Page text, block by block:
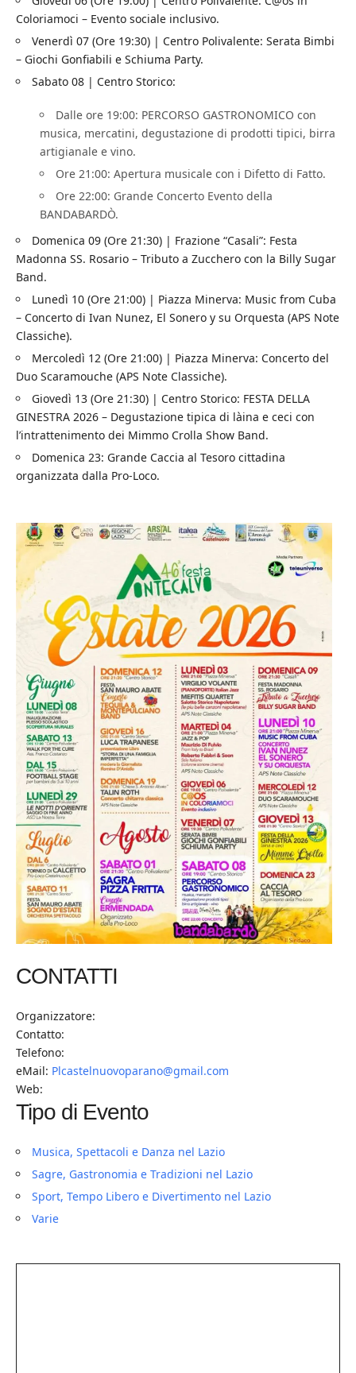
Coloriamoci – Evento sociale inclusivo.
Venerdì 07 (Ore 19:30) | Centro Polivalente: Serata Bimbi
– Giochi Gonfiabili e Schiuma Party.
Sabato 08 | Centro Storico:
Dalle ore 19:00: PERCORSO GASTRONOMICO con
musica, mercatini, degustazione di prodotti tipici, birra
artigianale e vino.
Ore 21:00: Apertura musicale con i Difetto di Fatto.
Ore 22:00: Grande Concerto Evento della
BANDABARDÒ.
Domenica 09 (Ore 21:30) | Frazione “Casali”: Festa
Madonna SS. Rosario – Tributo a Zucchero con la Billy Sugar
Band.
Lunedì 10 (Ore 21:00) | Piazza Minerva: Music from Cuba
– Concerto di Ivan Nunez, El Sonero y su Orquesta (APS Note
Classiche).
Mercoledì 12 (Ore 21:00) | Piazza Minerva: Concerto del
Duo Scaramouche (APS Note Classiche).
Giovedì 13 (Ore 21:30) | Centro Storico: FESTA DELLA
GINESTRA 2026 – Degustazione tipica di làina e ceci con
l’intrattenimento dei Mimmo Crolla Show Band.
Domenica 23: Grande Caccia al Tesoro cittadina
organizzata dalla Pro-Loco.
CONTATTI
Organizzatore:
Contatto:
Telefono:
eMail: Plcastelnuovoparano@gmail.com
Web:
Tipo di Evento
Musica, Spettacoli e Danza nel Lazio
Sagre, Gastronomia e Tradizioni nel Lazio
Sport, Tempo Libero e Divertimento nel Lazio
Varie